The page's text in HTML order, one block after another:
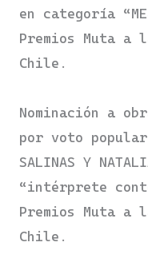
en categoría
Premios Muta a
Chile.
Nominación a
por voto popular
SALINAS Y
“intérprete
Premios Muta a
Chile.